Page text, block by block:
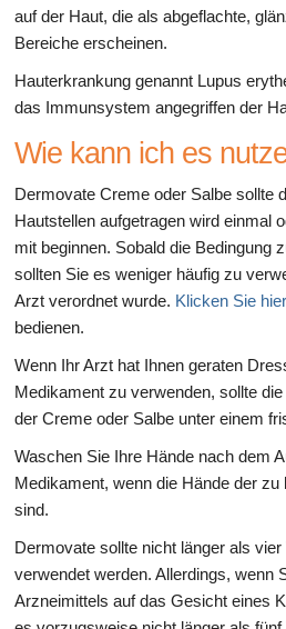
auf der Haut, die als abgeflachte,
Bereiche erscheinen.
Hauterkrankung genannt Lupus
das Immunsystem angegriffen der
Wie kann ich es
Dermovate Creme oder Salbe sollte
Hautstellen aufgetragen wird einmal
mit beginnen. Sobald die Bedingung
sollten Sie es weniger häufig zu
Arzt verordnet wurde. Klicken Sie
bedienen.
Wenn Ihr Arzt hat Ihnen geraten
Medikament zu verwenden, sollte
der Creme oder Salbe unter einem
Waschen Sie Ihre Hände nach dem
Medikament, wenn die Hände der zu
sind.
Dermovate sollte nicht länger als
verwendet werden. Allerdings, wenn
Arzneimittels auf das Gesicht eines